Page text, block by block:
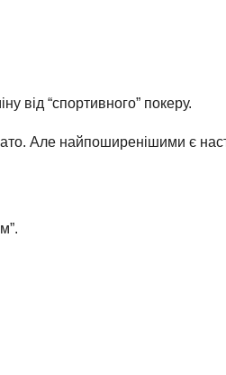
від “спортивного” покеру.
Але найпоширенішими є